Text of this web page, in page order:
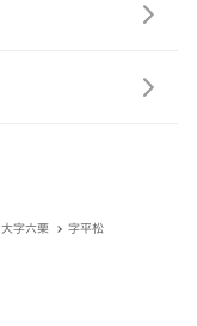
大字六栗 字平松